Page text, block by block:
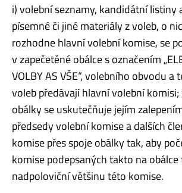
i) volební seznamy, kandidátní listiny
písemné či jiné materiály z voleb, o
rozhodne hlavní volební komise, se
v zapečetěné obálce s označením
VOLBY AS VŠE“, volebního obvodu
voleb předávají hlavní volební komisi;
obálky se uskutečňuje jejím
předsedy volební komise a dalších
komise přes spoje obálky tak, aby
komise podepsaných takto na
nadpoloviční většinu této komise.